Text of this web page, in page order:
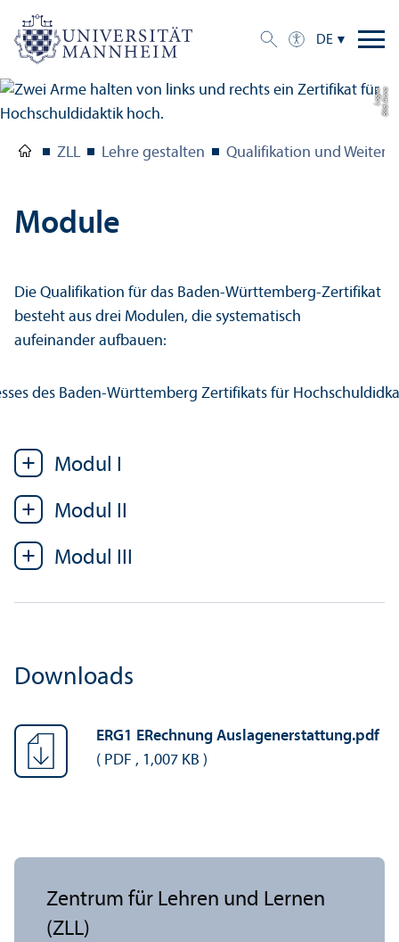
DE
Bil
d:
A
n
n
a
L
o
g
u
e
ZLL Lehre gestalten Qualifikation und
Module
Die Qualifikation für das Baden-Württemberg-Zertifikat
besteht aus drei Modulen, die systematisch
aufeinander aufbauen:
Modul I
Modul II
Modul III
Downloads
ERG1 ERechnung Auslagen­erstattung.pdf
( PDF , 1,007 KB )
Zentrum für Lehren und Lernen
(ZLL)